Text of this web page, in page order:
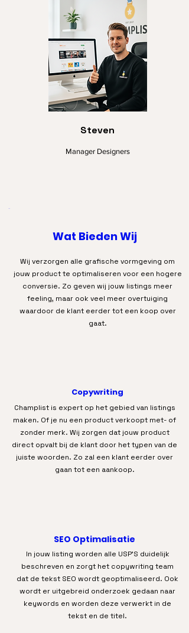
Steven
Manager Designers
Wat Bieden Wij
Wij verzorgen alle grafische vormgeving om
jouw product te optimaliseren voor een hogere
conversie. Zo geven wij jouw listings meer
feeling, maar ook veel meer overtuiging
waardoor de klant eerder tot een koop over
gaat.
Copywriting
Champlist is expert op het gebied van listings
maken. Of je nu een product verkoopt met- of
zonder merk. Wij zorgen dat jouw product
direct opvalt bij de klant door het typen van de
juiste woorden. Zo zal een klant eerder over
gaan tot een aankoop.
SEO Optimalisatie
In jouw listing worden alle USP’S duidelijk
beschreven en zorgt het copywriting team
dat de tekst SEO wordt geoptimaliseerd. Ook
wordt er uitgebreid onderzoek gedaan naar
keywords en worden deze verwerkt in de
tekst en de titel.